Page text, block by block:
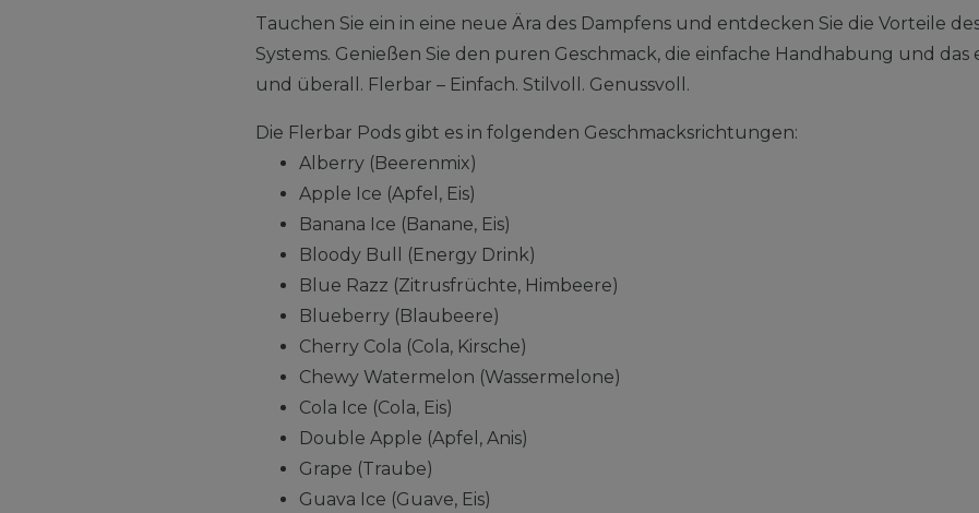
Tauchen Sie ein in eine neue Ära des Dampfens und entdecken Sie die Vorteile
Systems. Genießen Sie den puren Geschmack, die einfache Handhabung und das
und überall. Flerbar – Einfach. Stilvoll. Genussvoll.
Die Flerbar Pods gibt es in folgenden Geschmacksrichtungen:
Alberry (Beerenmix)
Apple Ice (Apfel, Eis)
Banana Ice (Banane, Eis)
Bloody Bull (Energy Drink)
Blue Razz (Zitrusfrüchte, Himbeere)
Blueberry (Blaubeere)
Cherry Cola (Cola, Kirsche)
Chewy Watermelon (Wassermelone)
Cola Ice (Cola, Eis)
Double Apple (Apfel, Anis)
Grape (Traube)
Guava Ice (Guave, Eis)